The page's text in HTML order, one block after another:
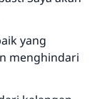
yang
menghindari